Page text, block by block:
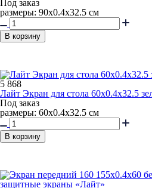
Под заказ
размеры: 90х0.4х32.5 см
В корзину
5 868
Лайт Экран для стола 60x0.4x32.5
Под заказ
размеры: 60х0.4х32.5 см
В корзину